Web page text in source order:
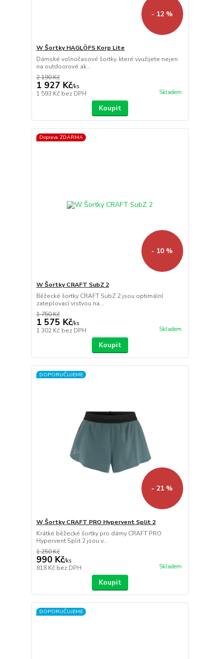
- 12 %
W Šortky HAGLÖFS Korp Lite
Dámské volnočasové šortky, které využijete nejen
na outdoorové ak...
2 190 Kč
1 927 Kč/ks
1 593 Kč bez DPH Skladem
Koupit
Doprava ZDARMA
- 10 %
W Šortky CRAFT SubZ 2
Běžecké šortky CRAFT SubZ 2 jsou optimální
zateplovací vrstvou na...
1 750 Kč
1 575 Kč/ks
1 302 Kč bez DPH Skladem
Koupit
DOPORUČUJEME
- 21 %
W Šortky CRAFT PRO Hypervent Split 2
Krátké běžecké šortky pro dámy CRAFT PRO
Hypervent Split 2 jsou v...
1 250 Kč
990 Kč/ks
818 Kč bez DPH Skladem
Koupit
DOPORUČUJEME